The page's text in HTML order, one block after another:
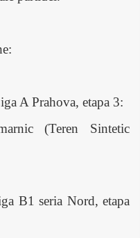
A Prahova, etapa 3:
(Teren Sintetic
B1 seria Nord, etapa